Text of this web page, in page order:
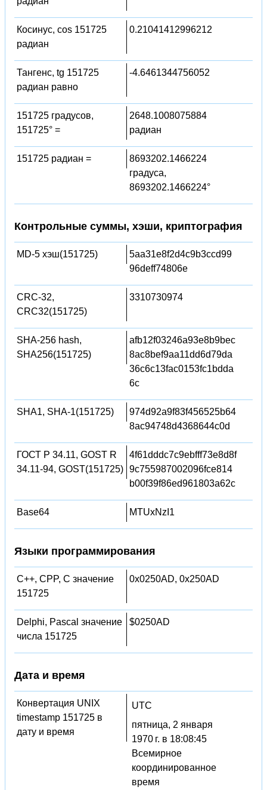
Косинус, cos 151725
радиан
0.21041412996212
Тангенс, tg 151725
радиан равно
-4.6461344756052
151725 градусов,
151725° =
2648.1008075884
радиан
151725 радиан =
8693202.1466224
градуса,
8693202.1466224°
Контрольные суммы, хэши, криптография
MD-5 хэш(151725)
5aa31e8f2d4c9b3ccd99
96deff74806e
CRC-32,
CRC32(151725)
3310730974
SHA-256 hash,
SHA256(151725)
afb12f03246a93e8b9bec
8ac8bef9aa11dd6d79da
36c6c13fac0153fc1bdda
6c
SHA1, SHA-1(151725)
974d92a9f83f456525b64
8ac94748d4368644c0d
ГОСТ Р 34.11, GOST R
34.11-94, GOST(151725)
4f61dddc7c9ebfff73e8d8f
9c755987002096fce814
b00f39f86ed961803a62c
Base64 MTUxNzI1
Языки программирования
C++, CPP, C значение
151725
0x0250AD, 0x250AD
Delphi, Pascal значение
числа 151725
$0250AD
Дата и время
Конвертация UNIX
timestamp 151725 в
дату и время
UTC
пятница, 2 января
1970 г. в 18:08:45
Всемирное
координированное
время